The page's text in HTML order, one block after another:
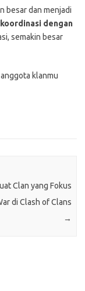
besar dan menjadi
dengan
semakin besar
klanmu
Clan yang Fokus
di Clash of Clans
→